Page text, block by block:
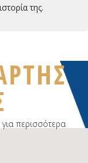
της.
περισσότερα